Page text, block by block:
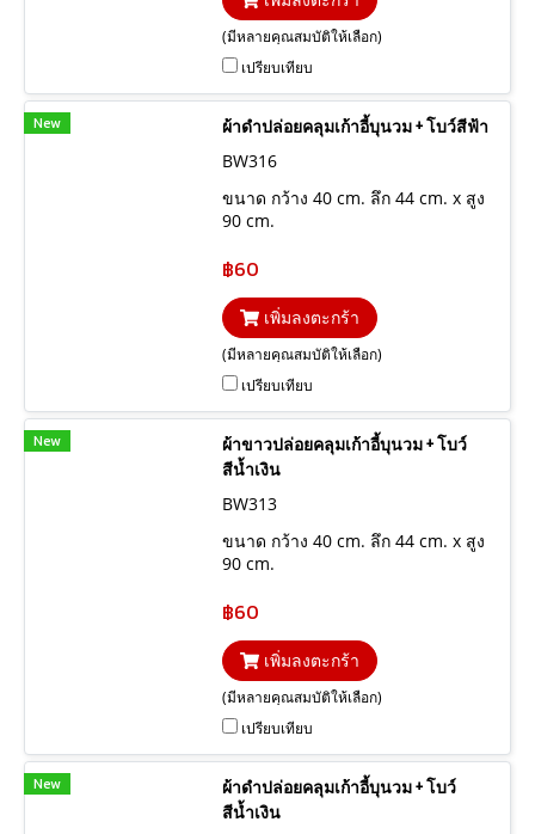
(มีหลายคุณสมบัติให้เลือก)
เปรียบเทียบ
New
ผ้าดำปล่อยคลุมเก้าอี้บุนวม + โบว์สีฟ้า
BW316
ขนาด กว้าง 40 cm. ลึก 44 cm. x สูง
90 cm.
฿60
เพิ่มลงตะกร้า
(มีหลายคุณสมบัติให้เลือก)
เปรียบเทียบ
New
ผ้าขาวปล่อยคลุมเก้าอี้บุนวม + โบว์
สีน้ำเงิน
BW313
ขนาด กว้าง 40 cm. ลึก 44 cm. x สูง
90 cm.
฿60
เพิ่มลงตะกร้า
(มีหลายคุณสมบัติให้เลือก)
เปรียบเทียบ
New
ผ้าดำปล่อยคลุมเก้าอี้บุนวม + โบว์
สีน้ำเงิน